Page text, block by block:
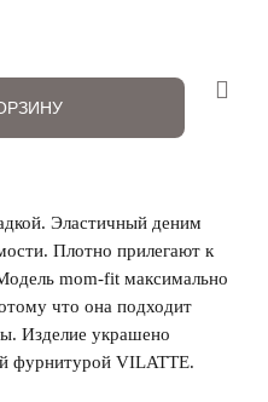
Эластичный деним
Плотно прилегают к
mom-fit максимально
что она подходит
Изделие украшено
фурнитурой VILATTE.